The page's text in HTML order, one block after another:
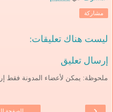
مشاركة
ليست هناك تعليقات:
إرسال تعليق
ملحوظة: يمكن لأعضاء المدونة فقط